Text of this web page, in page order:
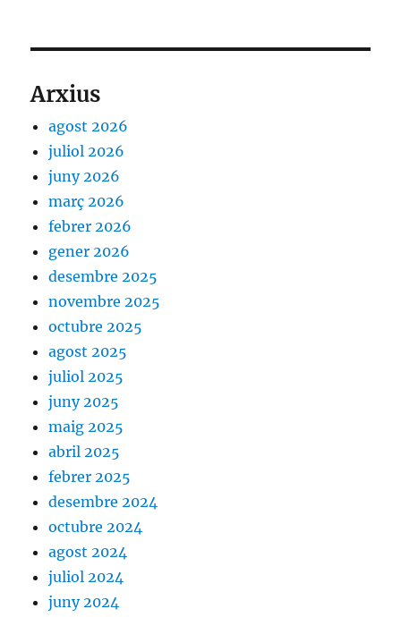
Arxius
agost 2026
juliol 2026
juny 2026
març 2026
febrer 2026
gener 2026
desembre 2025
novembre 2025
octubre 2025
agost 2025
juliol 2025
juny 2025
maig 2025
abril 2025
febrer 2025
desembre 2024
octubre 2024
agost 2024
juliol 2024
juny 2024